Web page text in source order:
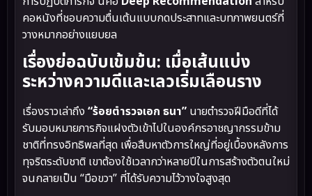
คอหนังที่ชอบความตื่นเต้นแบบกดประสาทและบทภาพยนตร์ที่
วางหมากอย่างแยบยล
เรื่องย่อฉบับเข้มข้น: เมื่อเส้นแบ่ง
ระหว่างความดีและเลวเริ่มเลือนราง
เรื่องราวเล่าถึง “ร้อยตำรวจเอก ธนา” นายตำรวจฝีมือดีที่ได้
รับมอบหมายภารกิจแฝงตัวเข้าไปในองค์กรอาชญากรรมข้าม
ชาติที่ทรงอิทธิพลที่สุด เพื่อสืบหาตัวการใหญ่ที่อยู่เบื้องหลังการ
ทุจริตระดับชาติ เขาต้องใช้เวลากว่าหลายปีในการสร้างตัวตนใหม่
จนกลายเป็น “มือขวา” ที่ได้รับความไว้วางใจสูงสุด